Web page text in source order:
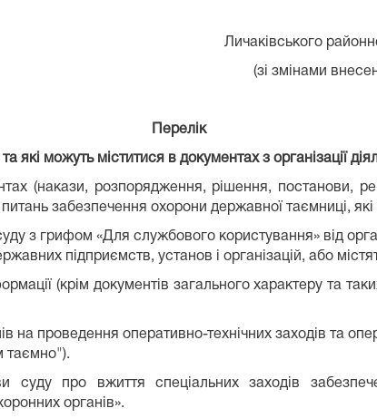
Личаківського
(зі змінами
Перелік
які можуть міститися в документах з організації
(накази, розпорядження, рішення, постанови,
забезпечення охорони державної таємниці,
з грифом «Для службового користування» від
підприємств, установ і організацій, або
(крім документів загального характеру та
на проведення оперативно-технічних заходів та
таємно").
суду про вжиття спеціальних заходів
органів».